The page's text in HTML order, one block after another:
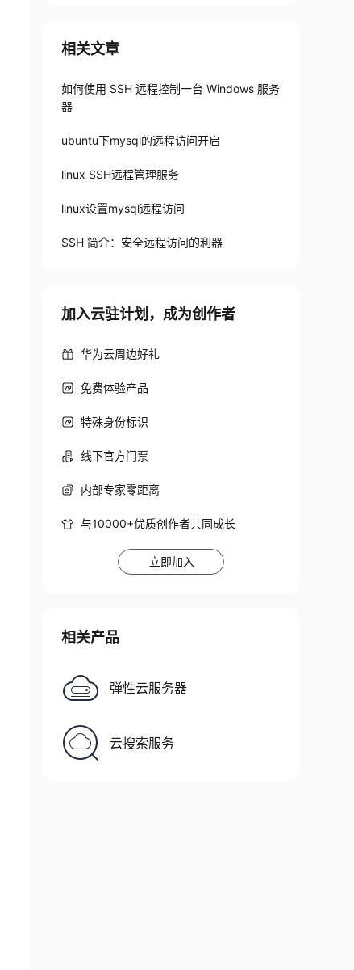
相关文章
如何使用 SSH 远程控制一台 Windows 服务
器
ubuntu下mysql的远程访问开启
linux SSH远程管理服务
linux设置mysql远程访问
SSH 简介：安全远程访问的利器
加入云驻计划，成为创作者
华为云周边好礼
免费体验产品
特殊身份标识
线下官方门票
内部专家零距离
与10000+优质创作者共同成长
立即加入
相关产品
弹性云服务器
云搜索服务